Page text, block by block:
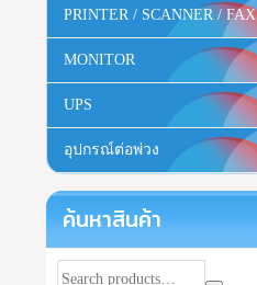
PRINTER / SCANNER / FAX
MONITOR
UPS
อุปกรณ์ต่อพ่วง
ค้นหาสินค้า